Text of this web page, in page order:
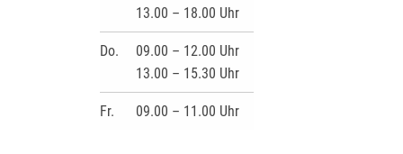
13.00 – 18.00 Uhr
Do.
09.00 – 12.00 Uhr
13.00 – 15.30 Uhr
Fr. 09.00 – 11.00 Uhr